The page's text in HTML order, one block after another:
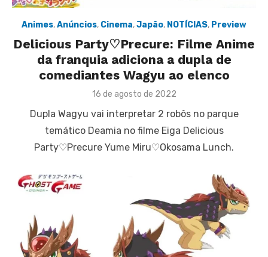
Animes,Anúncios, Cinema,Japão, NOTÍCIAS, Preview
Delicious Party♡Precure: Filme Anime
da franquia adiciona a dupla de
comediantes Wagyu ao elenco
Posted
16 de agosto de 2022
Dupla Wagyu vai interpretar 2 robôs no parque
temático Deamia no filme Eiga Delicious
Party♡Precure Yume Miru♡Okosama Lunch.